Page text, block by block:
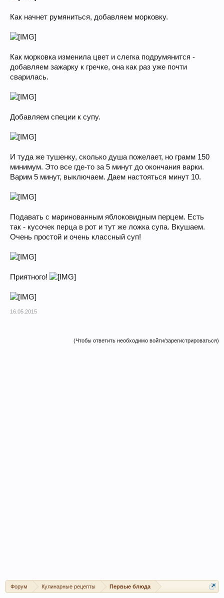
Как начнет румяниться, добавляем морковку.
Как морковка изменила цвет и слегка подрумянится -
добавляем зажарку к гречке, она как раз уже почти
сварилась.
Добавляем специи к супу.
И туда же тушенку, сколько душа пожелает, но грамм 150
минимум. Это все где-то за 5 минут до окончания варки.
Варим 5 минут, выключаем. Даем настояться минут 10.
Подавать с маринованным яблоковидным перцем. Есть
так - кусочек перца в рот и тут же ложка супа. Вкушаем.
Очень простой и очень классный суп!
Приятного!
16.05.2015
(Чтобы ответить необходимо войти/зарегистрироваться)
Форум Кулинарные рецепты Первые блюда